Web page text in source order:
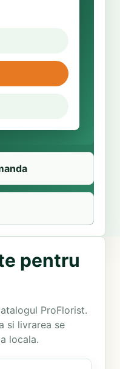
pentru
ProFlorist.
si livrarea se
locala.